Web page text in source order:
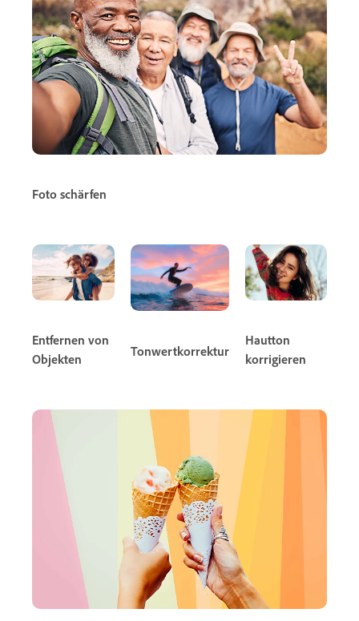
Foto schärfen
Entfernen von
Objekten
Tonwertkorrektur
Hautton
korrigieren